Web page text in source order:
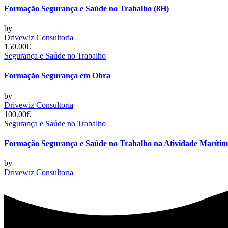
Formação Segurança e Saúde no Trabalho (8H)
by
Drivewiz Consultoria
150.00€
Segurança e Saúde no Trabalho
Formação Segurança em Obra
by
Drivewiz Consultoria
100.00€
Segurança e Saúde no Trabalho
Formação Segurança e Saúde no Trabalho na Atividade
by
Drivewiz Consultoria